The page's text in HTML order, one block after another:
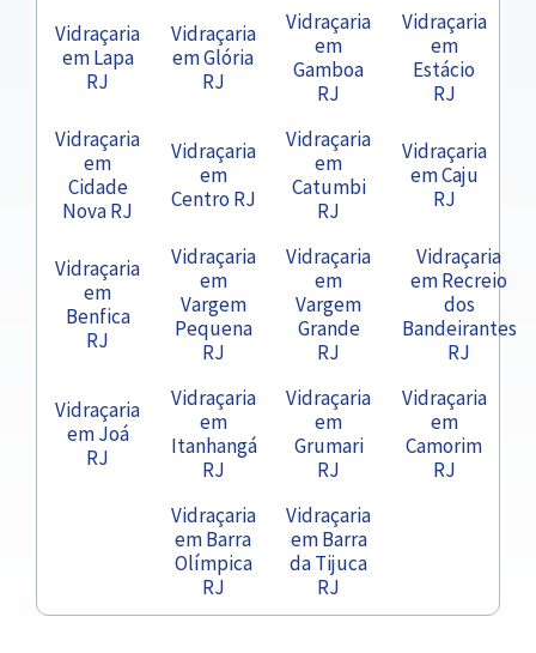
Vidraçaria
em Lapa
RJ
Vidraçaria
em Glória
RJ
Vidraçaria
em
Gamboa
RJ
Vidraçaria
em
Estácio
RJ
Vidraçaria
em
Cidade
Nova RJ
Vidraçaria
em
Centro RJ
Vidraçaria
em
Catumbi
RJ
Vidraçaria
em Caju
RJ
Vidraçaria
em
Benfica
RJ
Vidraçaria
em
Vargem
Pequena
RJ
Vidraçaria
em
Vargem
Grande
RJ
Vidraçaria
em Recreio
dos
Bandeirantes
RJ
Vidraçaria
em Joá
RJ
Vidraçaria
em
Itanhangá
RJ
Vidraçaria
em
Grumari
RJ
Vidraçaria
em
Camorim
RJ
Vidraçaria
em Barra
Olímpica
RJ
Vidraçaria
em Barra
da Tijuca
RJ